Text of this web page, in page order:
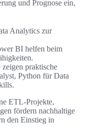
und Prognose ein,
Analytics zur
BI helfen beim
praktische
Python für Data
ETL-Projekte,
fördern nachhaltige
den Einstieg in